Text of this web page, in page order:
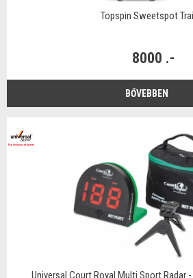
Topspin Sweetspot
8000 .-
BŐVEBBEN
Universal Court Royal Multi Sport Radar